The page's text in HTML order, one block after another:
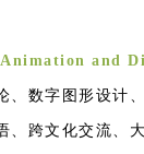
Animation and
、数字图形设计
、跨文化交流、